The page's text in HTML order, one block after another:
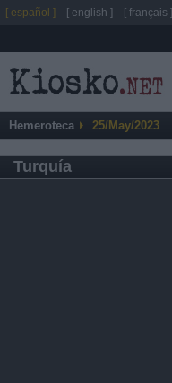
Hemeroteca 25/May/2023
Turquía
[ español ] [ english ] [ français ]